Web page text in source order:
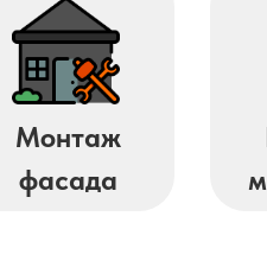
Монтаж
фасада